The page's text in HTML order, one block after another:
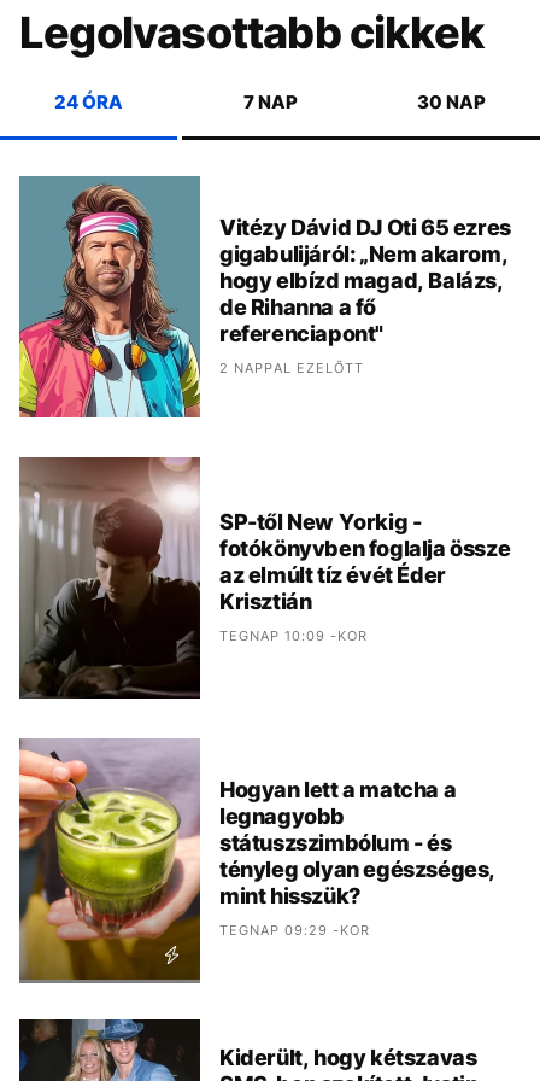
Legolvasottabb cikkek
24 ÓRA 7 NAP 30 NAP
Vitézy Dávid DJ Oti 65 ezres
gigabulijáról: „Nem akarom,
hogy elbízd magad, Balázs,
de Rihanna a fő
referenciapont"
2 NAPPAL EZELŐTT
SP-től New Yorkig -
fotókönyvben foglalja össze
az elmúlt tíz évét Éder
Krisztián
TEGNAP 10:09 -KOR
Hogyan lett a matcha a
legnagyobb
státuszszimbólum - és
tényleg olyan egészséges,
mint hisszük?
TEGNAP 09:29 -KOR
Kiderült, hogy kétszavas